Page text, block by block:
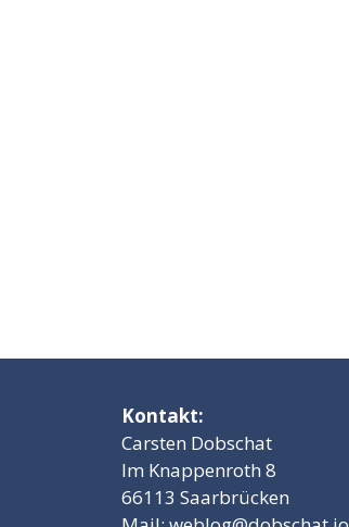
Kontakt:
Carsten Dobschat
Im Knappenroth 8
66113 Saarbrücken